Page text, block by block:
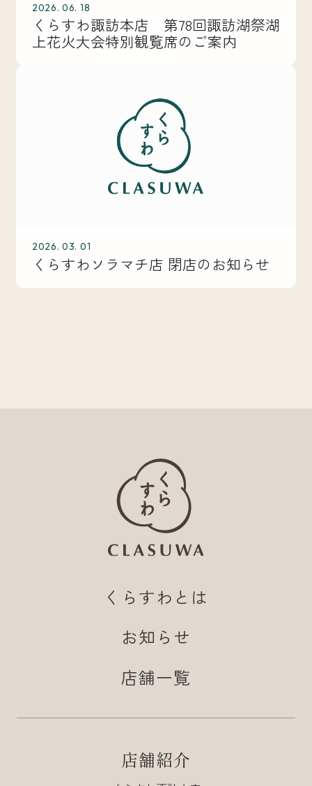
2026. 06. 18
くらすわ諏訪本店 第78回諏訪湖祭湖
上花火大会特別観覧席のご案内
2026. 03. 01
くらすわソラマチ店 閉店のお知らせ
くらすわとは
お知らせ
店舗一覧
店舗紹介